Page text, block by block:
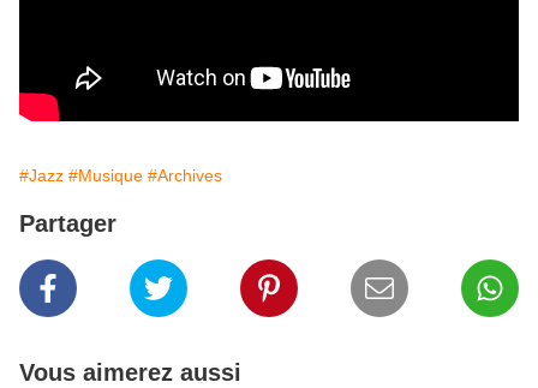
#Jazz #Musique #Archives
Partager
Vous aimerez aussi